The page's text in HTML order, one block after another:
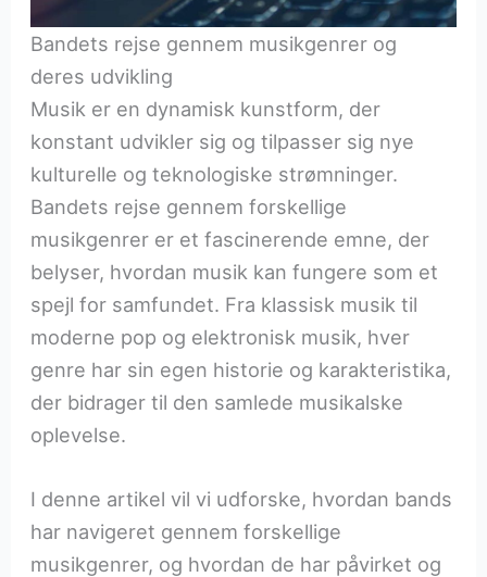
Bandets rejse gennem musikgenrer og
deres udvikling
Musik er en dynamisk kunstform, der
konstant udvikler sig og tilpasser sig nye
kulturelle og teknologiske strømninger.
Bandets rejse gennem forskellige
musikgenrer er et fascinerende emne, der
belyser, hvordan musik kan fungere som et
spejl for samfundet. Fra klassisk musik til
moderne pop og elektronisk musik, hver
genre har sin egen historie og karakteristika,
der bidrager til den samlede musikalske
oplevelse.
I denne artikel vil vi udforske, hvordan bands
har navigeret gennem forskellige
musikgenrer, og hvordan de har påvirket og